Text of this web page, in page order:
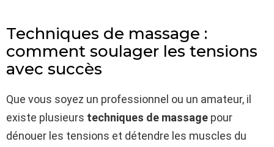
Techniques de massage :
comment soulager les tensions
avec succès
Que vous soyez un professionnel ou un amateur, il
existe plusieurs techniques de massage pour
dénouer les tensions et détendre les muscles du